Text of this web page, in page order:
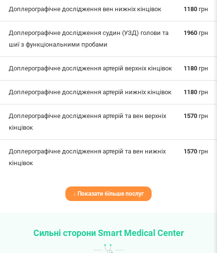
1180 грн
Доплерографічне дослідження вен нижніх кінцівок
1960 грн
Доплерографічне дослідження судин (УЗД) голови та
шиї з функціональними пробами
1180 грн
Доплерографічне дослідження артерій верхніх кінцівок
1180 грн
Доплерографічне дослідження артерій нижніх кінцівок
1570 грн
Доплерографічне дослідження артерій та вен верхніх
кінцівок
1570 грн
Доплерографічне дослідження артерій та вен нижніх
кінцівок
↓ Показати більше послуг
Сильні сторони Smart Medical Center